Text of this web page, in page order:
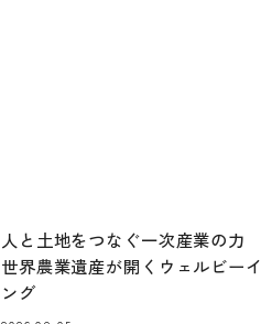
人と土地をつなぐ一次産業の力
世界農業遺産が開くウェルビーイ
ング